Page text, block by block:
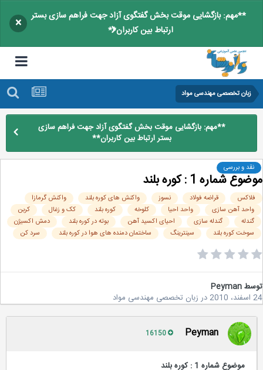
**مهم: بازگشایی موقت بخش گفتگوی آزاد جهت فراهم سازی بستر
ارتباط بین کاربران**
×
زبان تخصصی مهندسی مواد
**مهم: بازگشایی موقت بخش گفتگوی آزاد جهت فراهم سازی
بستر ارتباط بین کاربران**
نقد و بررسی
شماره 1 : کوره بلند
قراضه فولاد نسوز واکنش های کوره بلند
واکنش گرمازا
واحد آهن سازی
واحد احیا کلوخه کوره بلند کک و زغال
کربن
گندله
گندله سازی احیای اکسید آهن بوته در کوره بلند
دمش اکسیژن
سوخت کوره بلند
سینترینگ ساختمان دمنده های هوا در کوره بلند سرد کن
Peyman
درزبان تخصصی مهندسی مواد
Peyman
موضوع شماره 1 : کوره بلند